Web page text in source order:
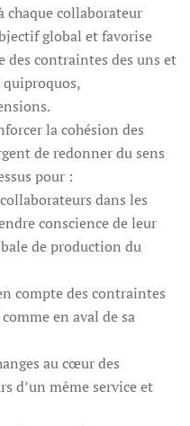
chaque collaborateur
global et favorise
des contraintes des uns et
quiproquos,
la cohésion des
de redonner du sens
pour :
dans les
conscience de leur
de production du
compte des contraintes
en aval de sa
au cœur des
d’un même service et